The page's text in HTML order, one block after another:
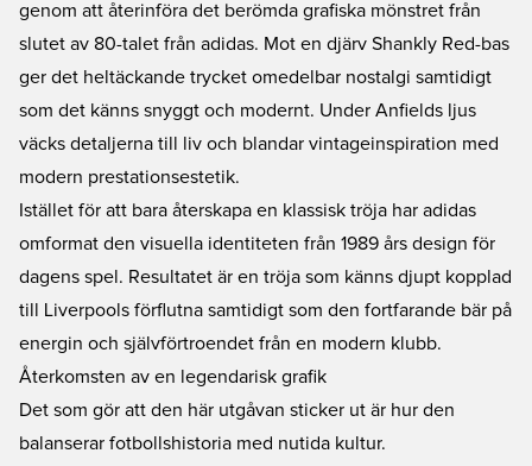
genom att återinföra det berömda grafiska mönstret från
slutet av 80-talet från adidas. Mot en djärv Shankly Red-bas
ger det heltäckande trycket omedelbar nostalgi samtidigt
som det känns snyggt och modernt. Under Anfields ljus
väcks detaljerna till liv och blandar vintageinspiration med
modern prestationsestetik.
Istället för att bara återskapa en klassisk tröja har adidas
omformat den visuella identiteten från 1989 års design för
dagens spel. Resultatet är en tröja som känns djupt kopplad
till Liverpools förflutna samtidigt som den fortfarande bär på
energin och självförtroendet från en modern klubb.
Återkomsten av en legendarisk grafik
Det som gör att den här utgåvan sticker ut är hur den
balanserar fotbollshistoria med nutida kultur.